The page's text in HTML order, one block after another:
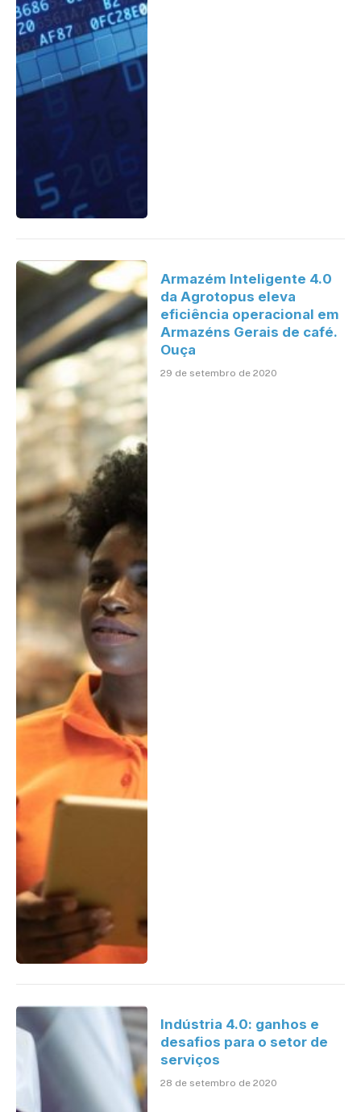
Armazém Inteligente 4.0
da Agrotopus eleva
eficiência operacional em
Armazéns Gerais de café.
Ouça
29 de setembro de 2020
Indústria 4.0: ganhos e
desafios para o setor de
serviços
28 de setembro de 2020